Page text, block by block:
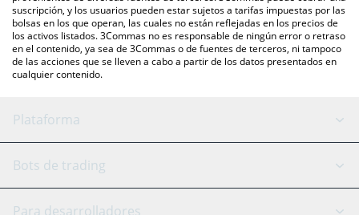
suscripción, y los usuarios pueden estar sujetos a tarifas impuestas por las
bolsas en los que operan, las cuales no están reflejadas en los precios de
los activos listados. 3Commas no es responsable de ningún error o retraso
en el contenido, ya sea de 3Commas o de fuentes de terceros, ni tampoco
de las acciones que se lleven a cabo a partir de los datos presentados en
cualquier contenido.
Plataforma
Bot GRID
Bots de trading
Binance
Para desarrolladores